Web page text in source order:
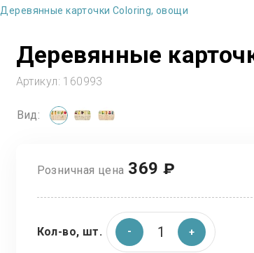
Деревянные карточки Coloring, овощи
Деревянные
Артикул: 160993
Вид:
Розничная цена 369 ₽
Кол-во, шт.